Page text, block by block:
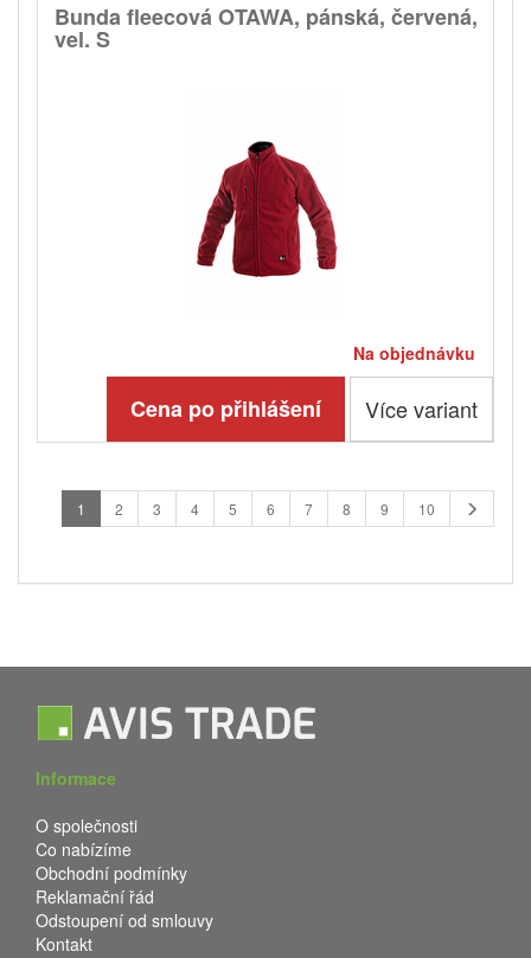
Bunda fleecová OTAWA, pánská, červená,
vel. S
Na objednávku
Cena po přihlášení Více variant
1 2 3 4 5 6 7 8 9 10
Informace
O společnosti
Co nabízíme
Obchodní podmínky
Reklamační řád
Odstoupení od smlouvy
Kontakt